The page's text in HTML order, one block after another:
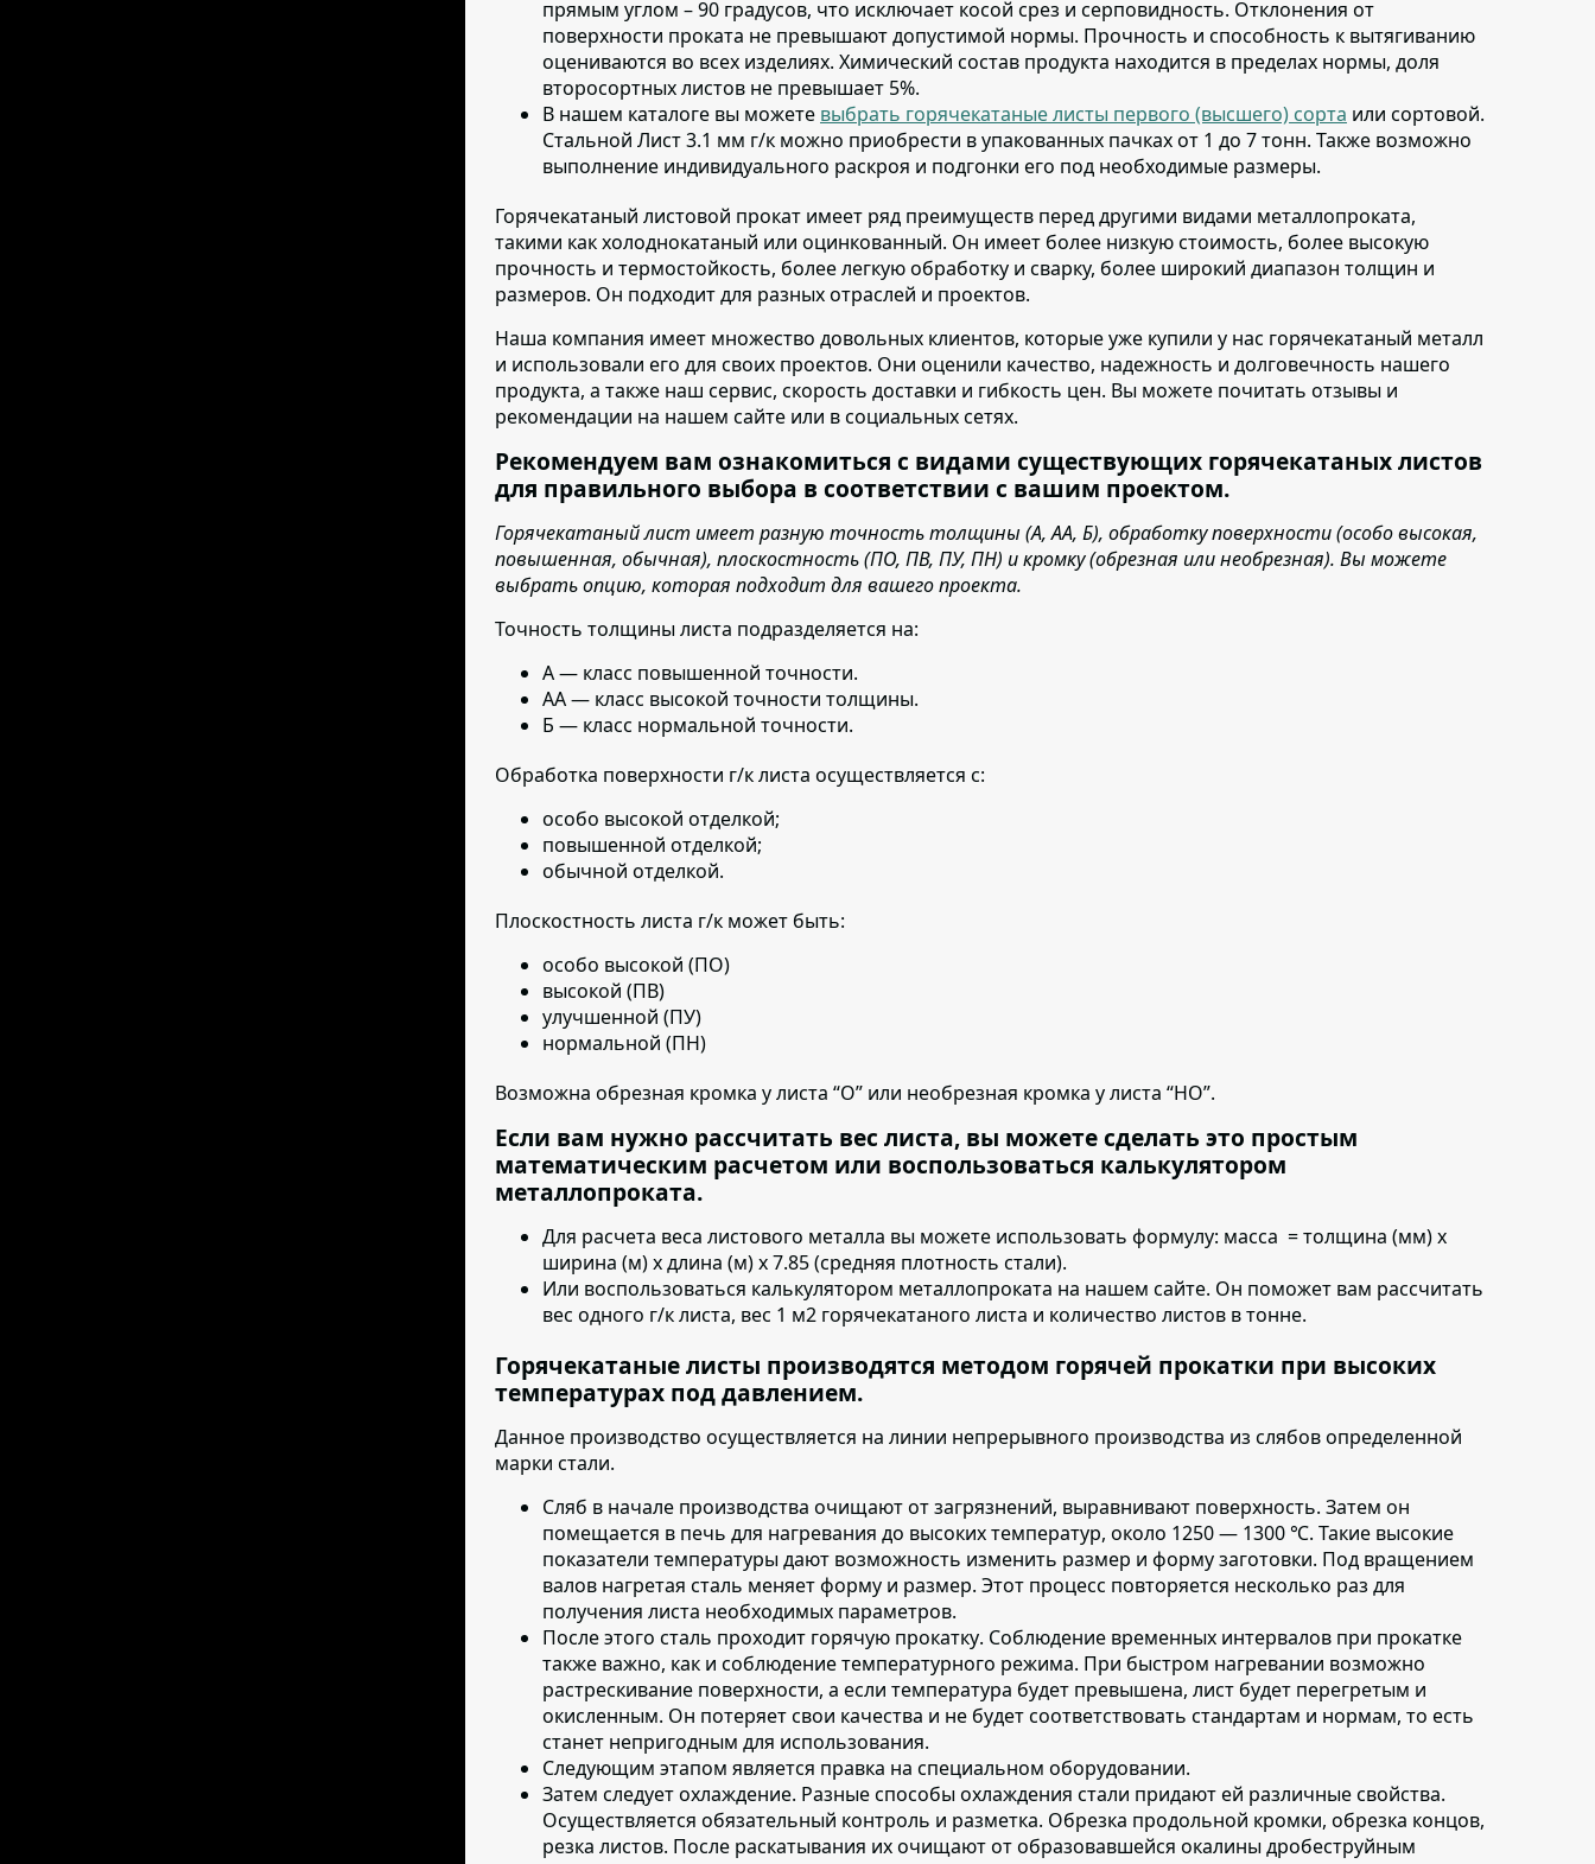
прямым углом – 90 градусов, что исключает косой срез и серповидность. Отклонения от
поверхности проката не превышают допустимой нормы. Прочность и способность к вытягиванию
оцениваются во всех изделиях. Химический состав продукта находится в пределах нормы, доля
второсортных листов не превышает 5%.
В нашем каталоге вы можете выбрать горячекатаные листы первого (высшего) сорта или сортовой.
Стальной Лист 3.1 мм г/к можно приобрести в упакованных пачках от 1 до 7 тонн. Также возможно
выполнение индивидуального раскроя и подгонки его под необходимые размеры.
Горячекатаный листовой прокат имеет ряд преимуществ перед другими видами металлопроката,
такими как холоднокатаный или оцинкованный. Он имеет более низкую стоимость, более высокую
прочность и термостойкость, более легкую обработку и сварку, более широкий диапазон толщин и
размеров. Он подходит для разных отраслей и проектов.
Наша компания имеет множество довольных клиентов, которые уже купили у нас горячекатаный металл
и использовали его для своих проектов. Они оценили качество, надежность и долговечность нашего
продукта, а также наш сервис, скорость доставки и гибкость цен. Вы можете почитать отзывы и
рекомендации на нашем сайте или в социальных сетях.
Рекомендуем вам ознакомиться с видами существующих горячекатаных листов
для правильного выбора в соответствии с вашим проектом.
Горячекатаный лист имеет разную точность толщины (А, АА, Б), обработку поверхности (особо высокая,
повышенная, обычная), плоскостность (ПО, ПВ, ПУ, ПН) и кромку (обрезная или необрезная). Вы можете
выбрать опцию, которая подходит для вашего проекта.
Точность толщины листа подразделяется на:
А — класс повышенной точности.
АА — класс высокой точности толщины.
Б — класс нормальной точности.
Обработка поверхности г/к листа осуществляется с:
особо высокой отделкой;
повышенной отделкой;
обычной отделкой.
Плоскостность листа г/к может быть:
особо высокой (ПО)
высокой (ПВ)
улучшенной (ПУ)
нормальной (ПН)
Возможна обрезная кромка у листа “О” или необрезная кромка у листа “НО”.
Если вам нужно рассчитать вес листа, вы можете сделать это простым
математическим расчетом или воспользоваться калькулятором
металлопроката.
Для расчета веса листового металла вы можете использовать формулу: масса = толщина (мм) х
ширина (м) х длина (м) х 7.85 (средняя плотность стали).
Или воспользоваться калькулятором металлопроката на нашем сайте. Он поможет вам рассчитать
вес одного г/к листа, вес 1 м2 горячекатаного листа и количество листов в тонне.
Горячекатаные листы производятся методом горячей прокатки при высоких
температурах под давлением.
Данное производство осуществляется на линии непрерывного производства из слябов определенной
марки стали.
Сляб в начале производства очищают от загрязнений, выравнивают поверхность. Затем он
помещается в печь для нагревания до высоких температур, около 1250 — 1300 ℃. Такие высокие
показатели температуры дают возможность изменить размер и форму заготовки. Под вращением
валов нагретая сталь меняет форму и размер. Этот процесс повторяется несколько раз для
получения листа необходимых параметров.
После этого сталь проходит горячую прокатку. Соблюдение временных интервалов при прокатке
также важно, как и соблюдение температурного режима. При быстром нагревании возможно
растрескивание поверхности, а если температура будет превышена, лист будет перегретым и
окисленным. Он потеряет свои качества и не будет соответствовать стандартам и нормам, то есть
станет непригодным для использования.
Следующим этапом является правка на специальном оборудовании.
Затем следует охлаждение. Разные способы охлаждения стали придают ей различные свойства.
Осуществляется обязательный контроль и разметка. Обрезка продольной кромки, обрезка концов,
резка листов. После раскатывания их очищают от образовавшейся окалины дробеструйным